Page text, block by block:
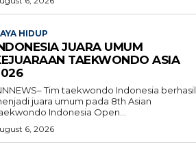
HIDUP
JUARA UMUM
TAEKWONDO ASIA
Tim taekwondo Indonesia berhasil
juara umum pada 8th Asian
Indonesia Open...
6, 2026